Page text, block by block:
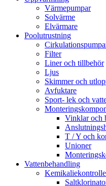
Värmepumpar
Solvärme
Elvärmare
Poolutrustning
Filter
Liner och tillbehör
Ljus
Skimmer och
Avfuktare
Sport- lek och
Vinklar och
T / Y och
Unioner
Vattenbehandling